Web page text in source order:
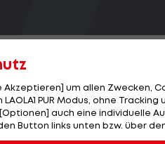
Franzose verlängert
was ich gesucht
Akzeptieren] um allen Zwecken,
PUR Modus, ohne
auch eine individuelle
Button links unten bzw. über